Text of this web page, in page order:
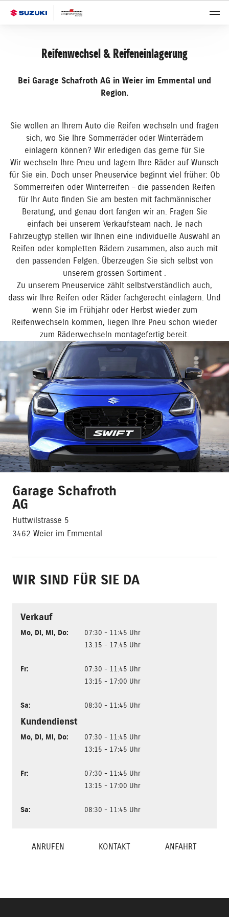
Reifenwechsel & Reifeneinlagerung
Bei Garage Schafroth AG in Weier im Emmental und
Region.
Sie wollen an Ihrem Auto die Reifen wechseln und fragen
sich, wo Sie Ihre Sommerräder oder Winterrädern
einlagern können? Wir erledigen das gerne für Sie
Wir wechseln Ihre Pneu und lagern Ihre Räder auf Wunsch
für Sie ein. Doch unser Pneuservice beginnt viel früher: Ob
Sommerreifen oder Winterreifen – die passenden Reifen
für Ihr Auto finden Sie am besten mit fachmännischer
Beratung, und genau dort fangen wir an. Fragen Sie
einfach bei unserem Verkaufsteam nach. Je nach
Fahrzeugtyp stellen wir Ihnen eine individuelle Auswahl an
Reifen oder kompletten Rädern zusammen, also auch mit
den passenden Felgen. Überzeugen Sie sich selbst von
unserem grossen Sortiment .
Zu unserem Pneuservice zählt selbstverständlich auch,
dass wir Ihre Reifen oder Räder fachgerecht einlagern. Und
wenn Sie im Frühjahr oder Herbst wieder zum
Reifenwechseln kommen, liegen Ihre Pneu schon wieder
zum Räderwechseln montagefertig bereit.
Garage Schafroth
AG
Huttwilstrasse 5
3462 Weier im Emmental
WIR SIND FÜR SIE DA
Verkauf
Mo, Di, Mi, Do:
07:30 - 11:45 Uhr
13:15 - 17:45 Uhr
Fr:
07:30 - 11:45 Uhr
13:15 - 17:00 Uhr
Sa: 08:30 - 11:45 Uhr
Kundendienst
Mo, Di, Mi, Do:
07:30 - 11:45 Uhr
13:15 - 17:45 Uhr
Fr:
07:30 - 11:45 Uhr
13:15 - 17:00 Uhr
Sa: 08:30 - 11:45 Uhr
ANRUFEN KONTAKT ANFAHRT